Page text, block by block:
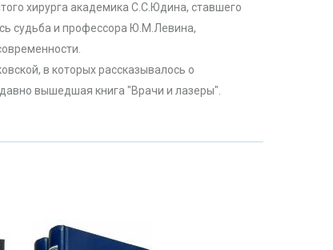
хирурга академика С.С.Юдина, ставшего
судьба и профессора Ю.М.Левина,
в которых рассказывалось о
вышедшая книга "Врачи и лазеры".